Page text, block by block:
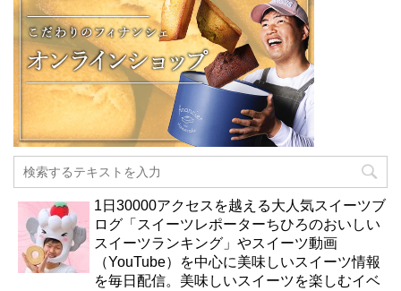
1日30000アクセスを越える大人気スイーツブ
ログ「スイーツレポーターちひろのおいしい
スイーツランキング」やスイーツ動画
（YouTube）を中心に美味しいスイーツ情報
を毎日配信。美味しいスイーツを楽しむイベ